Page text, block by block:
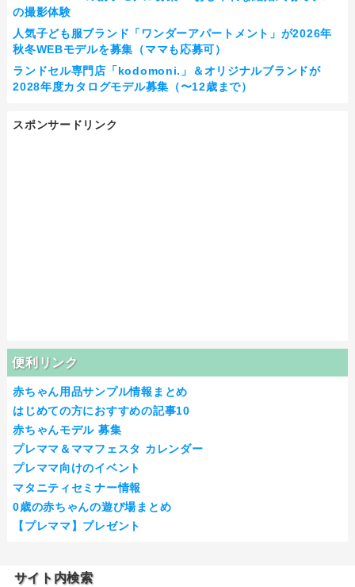
の撮影体験
人気子ども服ブランド「ワンダーアパートメント」が2026年
秋冬WEBモデルを募集（ママも応募可）
ランドセル専門店「kodomoni.」＆オリジナルブランドが
2028年度カタログモデル募集（〜12歳まで）
スポンサードリンク
便利リンク
赤ちゃん用品サンプル情報まとめ
はじめての方におすすめの記事10
赤ちゃんモデル 募集
プレママ＆ママフェスタ カレンダー
プレママ向けのイベント
マタニティセミナー情報
0歳の赤ちゃんの遊び場まとめ
【プレママ】プレゼント
サイト内検索